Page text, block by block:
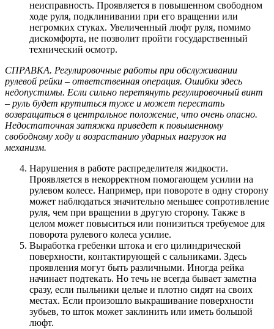
неисправность. Проявляется в повышенном свободном
ходе руля, подклинивании при его вращении или
негромких стуках. Увеличенный люфт руля, помимо
дискомфорта, не позволит пройти государственный
технический осмотр.
СПРАВКА. Регулировочные работы при обслуживании
рулевой рейки – ответственная операция. Ошибки здесь
недопустимы. Если сильно перетянуть регулировочный винт
– руль будет крутиться туже и может перестать
возвращаться в центральное положение, что очень опасно.
Недостаточная затяжка приведет к повышенному
свободному ходу и возрастанию ударных нагрузок на
механизм.
Нарушения в работе распределителя жидкости.
Проявляется в некорректном помогающем усилии на
рулевом колесе. Например, при повороте в одну сторону
может наблюдаться значительно меньшее сопротивление
руля, чем при вращении в другую сторону. Также в
целом может повыситься или понизиться требуемое для
поворота рулевого колеса усилие.
Выработка гребенки штока и его цилиндрической
поверхности, контактирующей с сальниками. Здесь
проявления могут быть различными. Иногда рейка
начинает подтекать. Но течь не всегда бывает заметна
сразу, если пыльники целые и плотно сидят на своих
местах. Если произошло выкрашивание поверхности
зубьев, то шток может заклинить или иметь большой
люфт.